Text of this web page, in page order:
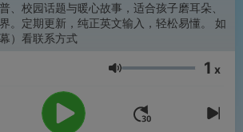
、校园话题与暖心故事，适合孩子磨耳朵、
定期更新，纯正英文输入，轻松易懂。 如
）看联系方式
音量 1 x